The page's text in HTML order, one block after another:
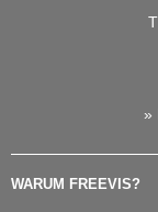
Augenlaser
Kontaktlinse im
»
WARUM FREEVIS?